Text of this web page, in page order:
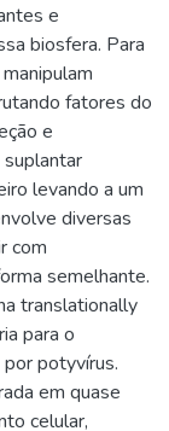
e
biosfera. Para
fatores do
e
levando a um
diversas
com
semelhante.
translationally
para o
potyvírus.
em quase
celular,